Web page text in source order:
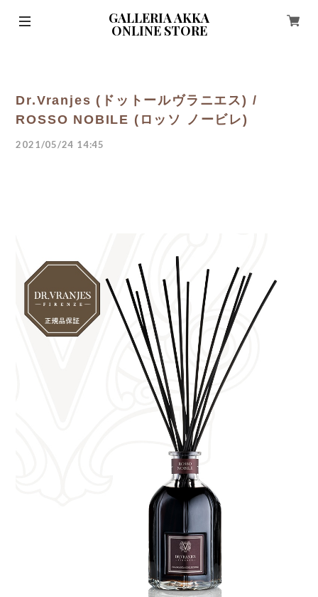
GALLERIA AKKA
ONLINE STORE
Dr.Vranjes (ドットールヴラニエス) /
ROSSO NOBILE (ロッソ ノービレ)
2021/05/24 14:45